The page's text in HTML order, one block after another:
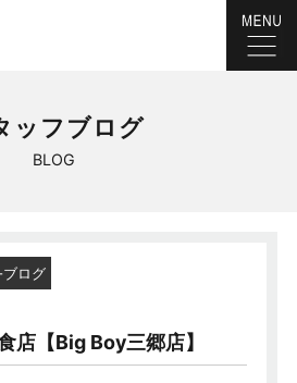
BLOG
ッフブログ
ログ
店【Big Boy三郷店】